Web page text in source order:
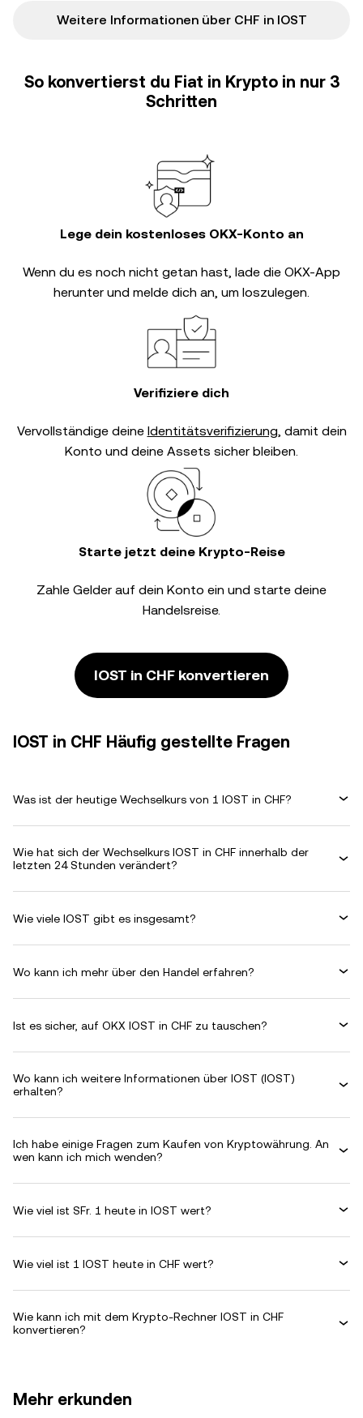
Weitere Informationen über CHF in IOST
So konvertierst du Fiat in Krypto in nur 3
Schritten
Lege dein kostenloses OKX-Konto an
Wenn du es noch nicht getan hast, lade die OKX-App
herunter und melde dich an, um loszulegen.
Verifiziere dich
Vervollständige deine Identitätsverifizierung, damit dein
Konto und deine Assets sicher bleiben.
Starte jetzt deine Krypto-Reise
Zahle Gelder auf dein Konto ein und starte deine
Handelsreise.
IOST in CHF konvertieren
IOST in CHF Häufig gestellte Fragen
Was ist der heutige Wechselkurs von 1 IOST in CHF?
Wie hat sich der Wechselkurs IOST in CHF innerhalb der
letzten 24 Stunden verändert?
Wie viele IOST gibt es insgesamt?
Wo kann ich mehr über den Handel erfahren?
Ist es sicher, auf OKX IOST in CHF zu tauschen?
Wo kann ich weitere Informationen über IOST (IOST)
erhalten?
Ich habe einige Fragen zum Kaufen von Kryptowährung. An
wen kann ich mich wenden?
Wie viel ist SFr. 1 heute in IOST wert?
Wie viel ist 1 IOST heute in CHF wert?
Wie kann ich mit dem Krypto-Rechner IOST in CHF
konvertieren?
Mehr erkunden